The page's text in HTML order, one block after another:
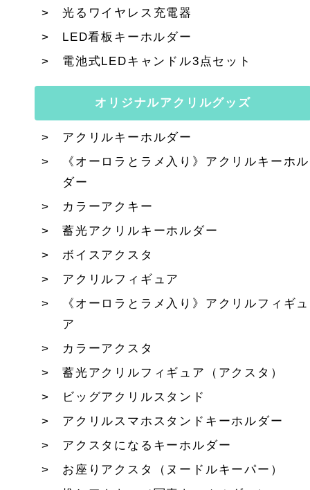
光るワイヤレス充電器
LED看板キーホルダー
電池式LEDキャンドル3点セット
オリジナルアクリルグッズ
アクリルキーホルダー
《オーロラとラメ入り》アクリルキーホル
ダー
カラーアクキー
蓄光アクリルキーホルダー
ボイスアクスタ
アクリルフィギュア
《オーロラとラメ入り》アクリルフィギュ
ア
カラーアクスタ
蓄光アクリルフィギュア（アクスタ）
ビッグアクリルスタンド
アクリルスマホスタンドキーホルダー
アクスタになるキーホルダー
お座りアクスタ（ヌードルキーパー）